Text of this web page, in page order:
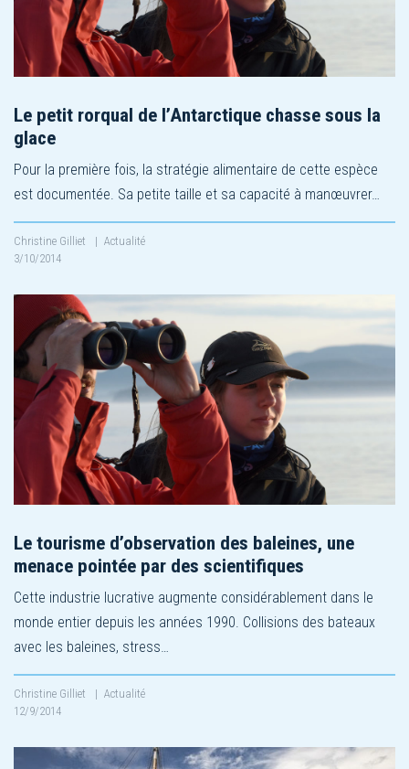
Le petit rorqual de l’Antarctique chasse sous la
glace
Pour la première fois, la stratégie alimentaire de cette espèce
est documentée. Sa petite taille et sa capacité à manœuvrer…
Christine Gilliet | Actualité
3/10/2014
Le tourisme d’observation des baleines, une
menace pointée par des scientifiques
Cette industrie lucrative augmente considérablement dans le
monde entier depuis les années 1990. Collisions des bateaux
avec les baleines, stress…
Christine Gilliet | Actualité
12/9/2014